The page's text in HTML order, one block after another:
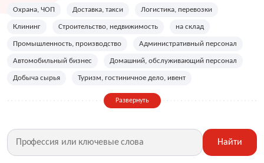
Охрана, ЧОП Доставка, такси Логистика, перевозки
Клининг Строительство, недвижимость на склад
Промышленность, производство Административный персонал
Автомобильный бизнес Домашний, обслуживающий персонал
Добыча сырья Туризм, гостиничное дело, ивент
Дизайн, искусство, ивент
Фитнес, красота, спорт Страхование
Медицина, фармацевтика Маркетинг, PR, реклама
Развернуть
Найти